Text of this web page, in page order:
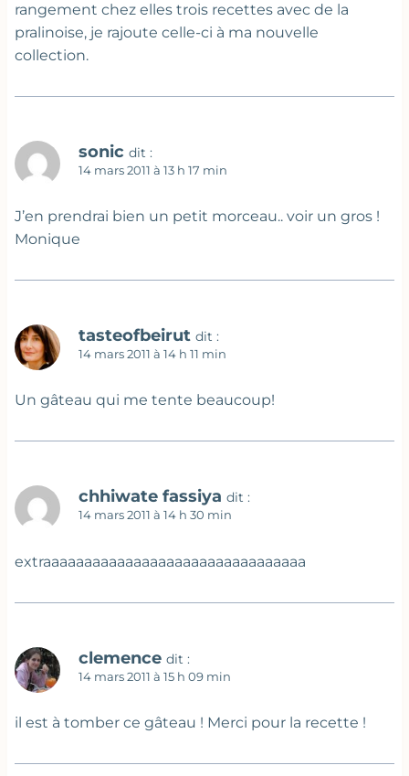
rangement chez elles trois recettes avec de la
pralinoise, je rajoute celle-ci à ma nouvelle
collection.
sonic dit :
14 mars 2011 à 13 h 17 min
J’en prendrai bien un petit morceau.. voir un gros !
Monique
tasteofbeirut dit :
14 mars 2011 à 14 h 11 min
Un gâteau qui me tente beaucoup!
chhiwate fassiya dit :
14 mars 2011 à 14 h 30 min
extraaaaaaaaaaaaaaaaaaaaaaaaaaaaaaaa
clemence dit :
14 mars 2011 à 15 h 09 min
il est à tomber ce gâteau ! Merci pour la recette !